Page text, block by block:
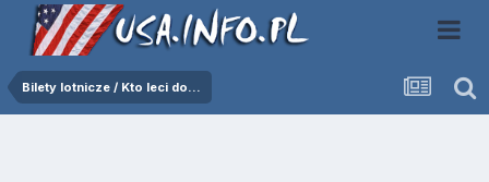
Bilety lotnicze / Kto leci do...